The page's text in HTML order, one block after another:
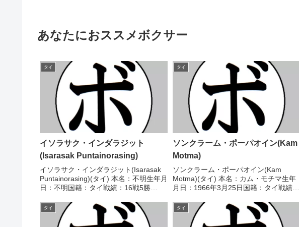
あなたにおススメボクサー
タイ
イソラサク・インダラジット
(Isarasak Puntainorasing)
イソラサク・インダラジット(Isarasak
Puntainorasing)(タイ) 本名：不明生年月
日：不明国籍：タイ戦績：16戦5勝
し 【戦歴】1958/10/10 ●10R判定 (採
点不明) マヌ...
タイ
ソンクラーム・ポーパオイン(Kam
Motma)
ソンクラーム・ポーパオイン(Kam
Motma)(タイ) 本名：カム・モチマ生年
月日：1966年3月25日国籍：タイ戦績：
ル】PABAパンアジアミニマム級王座
WBA世界ミニマム級暫定王座 【戦歴...
タイ タイ